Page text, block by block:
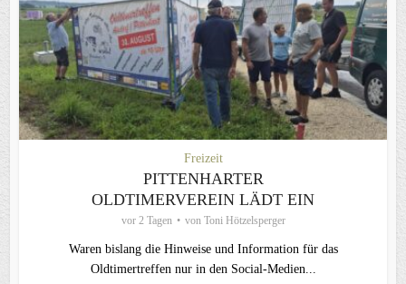
Freizeit
PITTENHARTER
OLDTIMERVEREIN LÄDT EIN
vor 2 Tagen von Toni Hötzelsperger
Waren bislang die Hinweise und Information für das
Oldtimertreffen nur in den Social-Medien...